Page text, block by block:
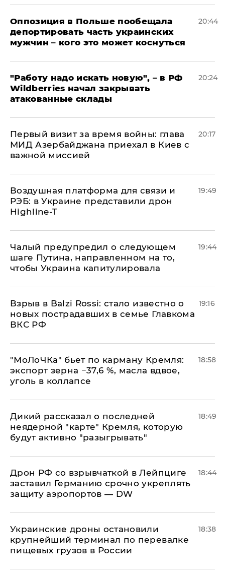
Оппозиция в Польше пообещала
депортировать часть украинских
мужчин – кого это может коснуться
20:44
"Работу надо искать новую", – в РФ
Wildberries начал закрывать
атакованные склады
20:24
Первый визит за время войны: глава
МИД Азербайджана приехал в Киев с
важной миссией
20:17
Воздушная платформа для связи и
РЭБ: в Украине представили дрон
Highline-T
19:49
Чалый предупредил о следующем
шаге Путина, направленном на то,
чтобы Украина капитулировала
19:44
Взрыв в Balzi Rossi: стало известно о
новых пострадавших в семье Главкома
ВКС РФ
19:16
​"МоЛоЧКа" бьет по карману Кремля:
экспорт зерна −37,6 %, масла вдвое,
уголь в коллапсе
18:58
Дикий рассказал о последней
неядерной "карте" Кремля, которую
будут активно "разыгрывать"
18:49
​Дрон РФ со взрывчаткой в Лейпциге
заставил Германию срочно укреплять
защиту аэропортов — DW
18:44
Украинские дроны остановили
крупнейший терминал по перевалке
пищевых грузов в России
18:38